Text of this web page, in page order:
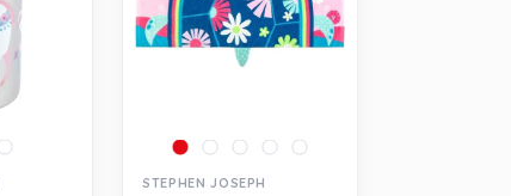
STEPHEN JOSEPH